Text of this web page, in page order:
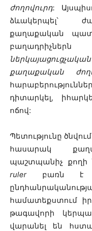
ժողովուրդ:
ձևակերպել՝
քաղաքական
քաղաքական
դիտարկել,
ոճով:
Պետությունը
հասարակ
պաշտպանիչ քողի
ruler բառն է
համատեքստում
թագավորի
վարանել են